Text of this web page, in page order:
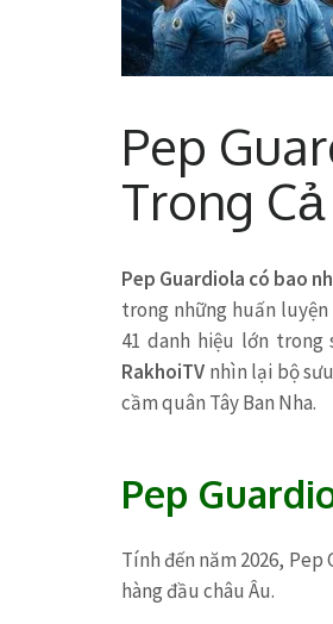
Pep
Trong
Pep Guardiola có bao
trong những huấn luyện
41 danh hiệu lớn trong
RakhoiTV nhìn lại bộ
cầm quân Tây Ban Nha.
Pep
Tính đến năm 2026,
hàng đầu châu Âu.